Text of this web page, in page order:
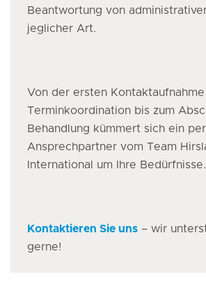
Beantwortung von
jeglicher Art.
Von der ersten
Terminkoordination bis zum
Behandlung kümmert sich ein
Ansprechpartner vom Team
International um Ihre Bedürfnisse.
Kontaktieren Sie uns – wir
gerne!